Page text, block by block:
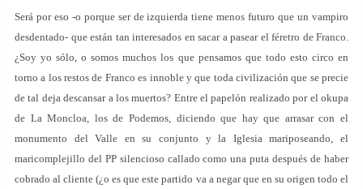
Será por eso -o porque ser de izquierda tiene menos futuro que un vampiro
desdentado- que están tan interesados en sacar a pasear el féretro de Franco.
¿Soy yo sólo, o somos muchos los que pensamos que todo esto circo en
torno a los restos de Franco es innoble y que toda civilización que se precie
de tal deja descansar a los muertos? Entre el papelón realizado por el okupa
de La Moncloa, los de Podemos, diciendo que hay que arrasar con el
monumento del Valle en su conjunto y la Iglesia mariposeando, el
maricomplejillo del PP silencioso callado como una puta después de haber
cobrado al cliente (¿o es que este partido va a negar que en su origen todo el